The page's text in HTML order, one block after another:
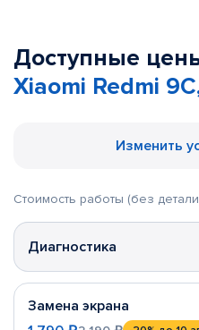
Доступные
Xiaomi Redmi
Изменить
Стоимость работы (без
Диагностика
Замена экрана